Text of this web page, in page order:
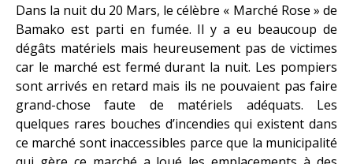
Dans la nuit du 20 Mars, le célèbre « Marché Rose » de
Bamako est parti en fumée. Il y a eu beaucoup de
dégâts matériels mais heureusement pas de victimes
car le marché est fermé durant la nuit. Les pompiers
sont arrivés en retard mais ils ne pouvaient pas faire
grand-chose faute de matériels adéquats. Les
quelques rares bouches d’incendies qui existent dans
ce marché sont inaccessibles parce que la municipalité